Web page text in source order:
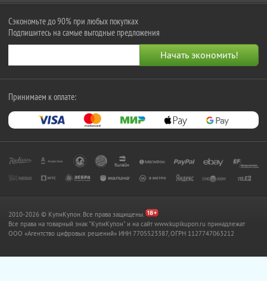
Сэкономьте до 90% при любых покупках
Подпишитесь на самые выгодные предложения
Принимаем к оплате:
2010-2026 © КупиКупон. Все права защищены.
Все права на товарный знак "КупиКупон" и на сайт www.kupikupon.ru принадлежат
OOO «Агентство цифровых решений» ИНН 7705523387, ОГРН 1127747063212